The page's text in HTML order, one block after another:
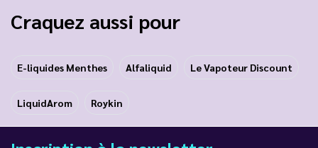
Craquez aussi pour
E-liquides Menthes Alfaliquid Le Vapoteur Discount
LiquidArom Roykin